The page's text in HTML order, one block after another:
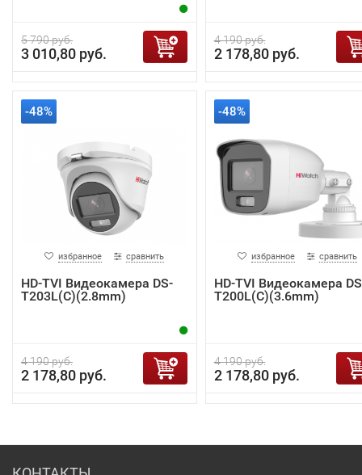
5 790 руб.
3 010,80 руб.
4 190 руб.
2 178,80 руб.
-48%
избранное сравнить
HD-TVI Видеокамера DS-
T203L(C)(2.8mm)
4 190 руб.
2 178,80 руб.
-48%
избранное сравнить
HD-TVI Видеокамера
T200L(C)(3.6mm)
4 190 руб.
2 178,80 руб.